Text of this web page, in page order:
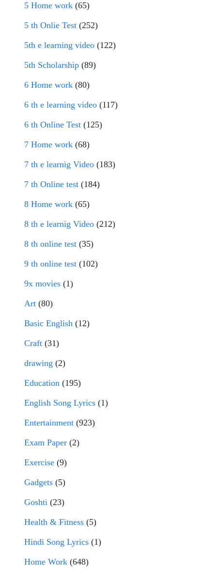
5 Home work (65)
5 th Onlie Test (252)
5th e learning video (122)
5th Scholarship (89)
6 Home work (80)
6 th e learning video (117)
6 th Online Test (125)
7 Home work (68)
7 th e learnig Video (183)
7 th Online test (184)
8 Home work (65)
8 th e learnig Video (212)
8 th online test (35)
9 th online test (102)
9x movies (1)
Art (80)
Basic English (12)
Craft (31)
drawing (2)
Education (195)
English Song Lyrics (1)
Entertainment (923)
Exam Paper (2)
Exercise (9)
Gadgets (5)
Goshti (23)
Health & Fitness (5)
Hindi Song Lyrics (1)
Home Work (648)